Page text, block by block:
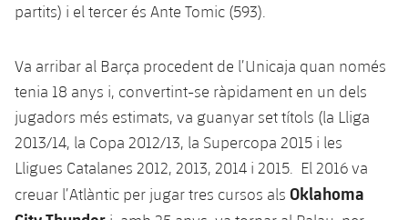
partits) i el tercer és Ante Tomic (593).
Va arribar al Barça procedent de l’Unicaja quan només
tenia 18 anys i, convertint-se ràpidament en un dels
jugadors més estimats, va guanyar set títols (la Lliga
2013/14, la Copa 2012/13, la Supercopa 2015 i les
Lligues Catalanes 2012, 2013, 2014 i 2015. El 2016 va
creuar l’Atlàntic per jugar tres cursos als Oklahoma